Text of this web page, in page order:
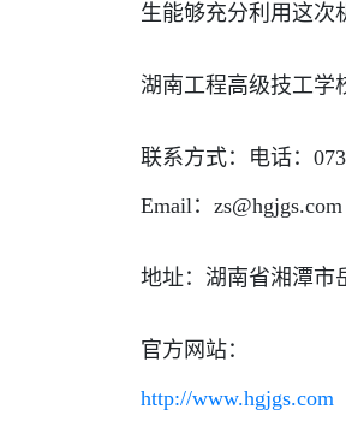
生能够充分利用这次
湖南工程高级技工学
联系方式： 电话：
Email：zs@hgjgs.com
地址：湖南省湘潭市
官方网站：
http://www.hgjgs.com